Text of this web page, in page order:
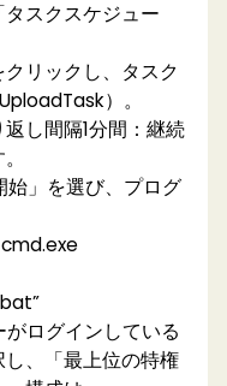
スクスケジュー
リックし、タスク
）。
し間隔1分間：継続
始」を選び、プログ
ログインしている
、「最上位の特権